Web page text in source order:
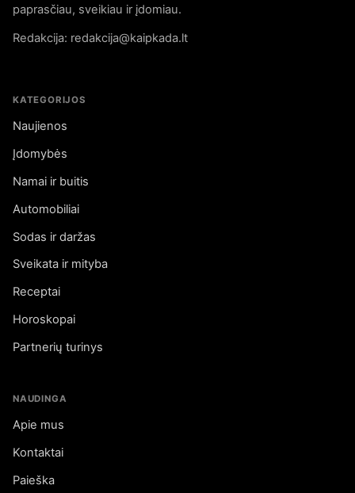
paprasčiau, sveikiau ir įdomiau.
Redakcija: redakcija@kaipkada.lt
KATEGORIJOS
Naujienos
Įdomybės
Namai ir buitis
Automobiliai
Sodas ir daržas
Sveikata ir mityba
Receptai
Horoskopai
Partnerių turinys
NAUDINGA
Apie mus
Kontaktai
Paieška